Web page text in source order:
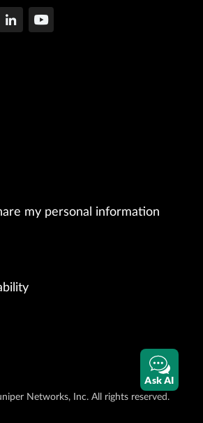
my personal information
Networks, Inc. All rights reserved.
Ask AI